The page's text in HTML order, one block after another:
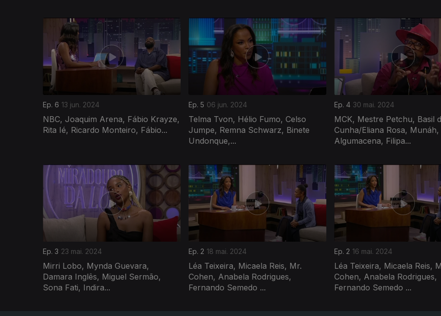
Ep. 6 13 jun. 2024
NBC, Joaquim Arena, Fábio Krayze,
Rita Ié, Ricardo Monteiro, Fábio...
Ep. 5 06 jun. 2024
Telma Tvon, Hélio Fumo, Celso
Jumpe, Remna Schwarz, Binete
Undonque,...
Ep. 4 30 mai. 2024
MCK, Mestre Petchu, Basil
Cunha/Eliana Rosa, Munáh,
Algumacena, Filipa...
Ep. 3 23 mai. 2024
Mirri Lobo, Mynda Guevara,
Damara Inglês, Miguel Sermão,
Sona Fati, Indira...
Ep. 2 18 mai. 2024
Léa Teixeira, Micaela Reis, Mr.
Cohen, Anabela Rodrigues,
Fernando Semedo ...
Ep. 2 16 mai. 2024
Léa Teixeira, Micaela Reis,
Cohen, Anabela Rodrigues,
Fernando Semedo ...
768143